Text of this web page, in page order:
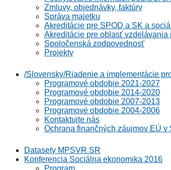
Zmluvy, objednávky, faktúry
Správa majetku
Akreditácie pre SPOD a SK a
Akreditácie pre oblasť vzdelávania
Spoločenská zodpovednosť
Projekty
/Slovensky/Riadenie a implementácie
Programové obdobie 2021-2027
Programové obdobie 2014-2020
Programové obdobie 2007-2013
Programové obdobie 2004-2006
Kontaktujte nás
Ochrana finančných záujmov EÚ v
Datasety MPSVR SR
Konferencia Sociálna ekonomika 2016
Program